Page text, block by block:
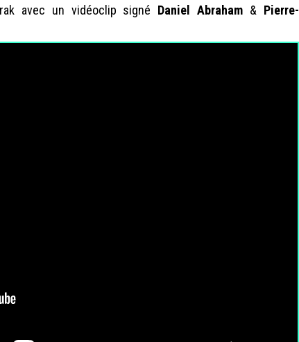
avec un vidéoclip signé Daniel Abraham & Pierre-